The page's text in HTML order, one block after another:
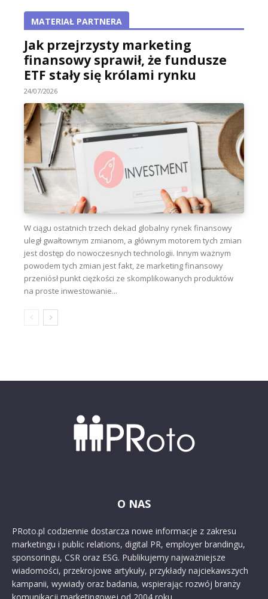
MATERIAŁ PARTNERA
Jak przejrzysty marketing
finansowy sprawił, że fundusze
ETF stały się królami rynku
24/07/2026
W ciągu ostatnich trzech dekad globalny rynek finansowy
uległ gwałtownym zmianom, a głównym motorem tych zmian
jest dostęp do nowoczesnych technologii. Innym ważnym
powodem tych zmian jest fakt, że marketing finansowy
przeniósł punkt ciężkości ze skomplikowanych produktów
na proste inwestowanie...
O NAS
PRoto.pl codziennie dostarcza nowe informacje z zakresu
marketingu i public relations, digital PR, employer brandingu,
sponsoringu, CSR oraz ESG. Publikujemy najważniejsze
wiadomości, przekrojowe artykuły, przykłady najciekawszych
kampanii, wywiady oraz badania, wspierając rozwój branży